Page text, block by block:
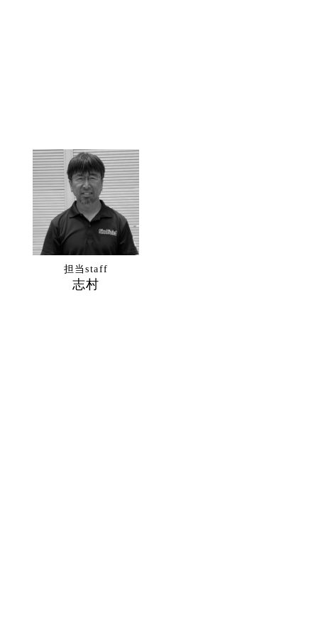
担当staff
志村